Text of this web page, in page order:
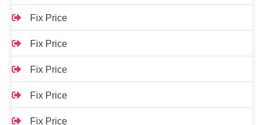
Fix Price
Fix Price
Fix Price
Fix Price
Fix Price